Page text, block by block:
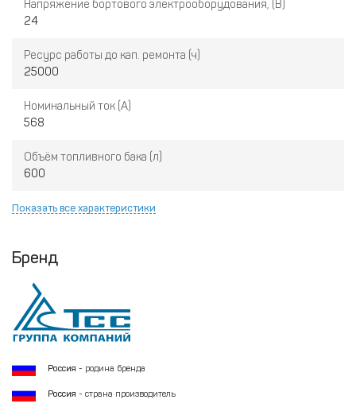
Напряжение бортового электрооборудования, (В)
24
Ресурс работы до кап. ремонта (ч)
25000
Номинальный ток (А)
568
Объём топливного бака (л)
600
Показать все характеристики
Бренд
Россия - родина бренда
Россия - страна производитель